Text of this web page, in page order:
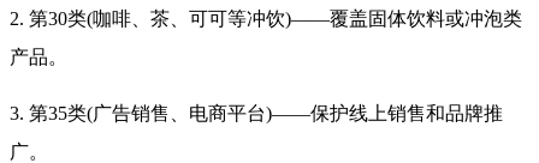
2. 第30类(咖啡、茶、可可等冲饮)——覆盖固体饮料或冲泡类
产品。
3. 第35类(广告销售、电商平台)——保护线上销售和品牌推
广。